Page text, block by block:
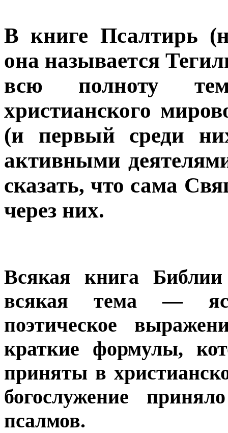
В книге Псалтирь
она называется
всю полноту
христианского
(и первый среди
активными
сказать, что сама
через них.
Всякая книга
всякая тема —
поэтическое
краткие формулы,
приняты в
богослужение
псалмов.